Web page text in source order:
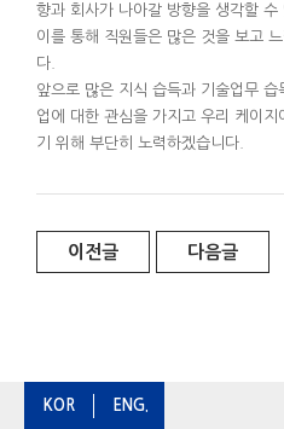
향과 회사가 나아갈 방향을 생각할 수
이를 통해 직원들은 많은 것을 보고
다.
앞으로 많은 지식 습득과 기술업무
업에 대한 관심을 가지고 우리 케이
기 위해 부단히 노력하겠습니다.
이전글 다음글
KOR ENG.